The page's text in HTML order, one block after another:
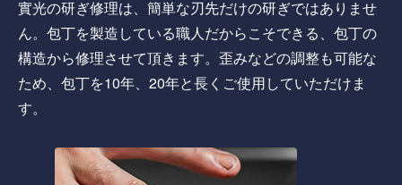
實光の研ぎ修理は、簡単な刃先だけの研ぎではありませ
ん。包丁を製造している職人だからこそできる、包丁の
構造から修理させて頂きます。歪みなどの調整も可能な
ため、包丁を10年、20年と長くご使用していただけま
す。